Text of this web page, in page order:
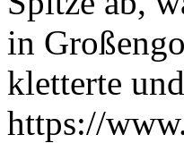
in
kletterte
https://